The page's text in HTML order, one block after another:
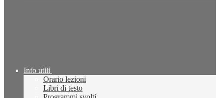
Info utili
Orario lezioni
Libri di testo